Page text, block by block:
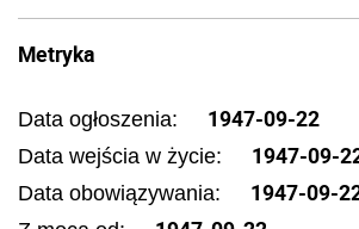
Metryka
Data ogłoszenia: 1947-09-22
Data wejścia w życie: 1947-09-
Data obowiązywania: 1947-09-